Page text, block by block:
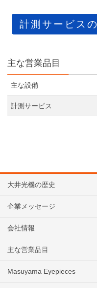
計測サービス
主な営業品目
主な設備
計測サービス
大井光機の歴史
企業メッセージ
会社情報
主な営業品目
Masuyama Eyepieces